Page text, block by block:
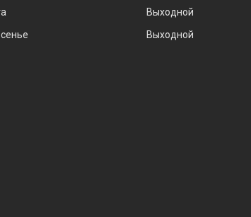
Выходной
Выходной